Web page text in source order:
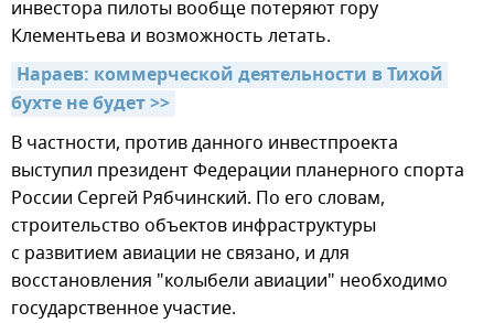
инвестора пилоты вообще потеряют гору
Клементьева и возможность летать.
Нараев: коммерческой деятельности в Тихой
бухте не будет >>
В частности, против данного инвестпроекта
выступил президент Федерации планерного спорта
России Сергей Рябчинский. По его словам,
строительство объектов инфраструктуры
с развитием авиации не связано, и для
восстановления "колыбели авиации" необходимо
государственное участие.